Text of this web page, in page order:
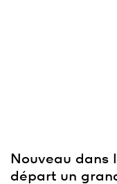
Nouveau dans
départ un